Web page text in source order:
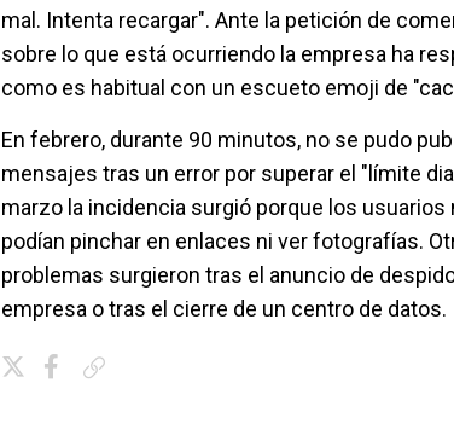
mal. Intenta recargar". Ante la petición de
sobre lo que está ocurriendo la empresa ha
como es habitual con un escueto emoji de
En febrero, durante 90 minutos, no se pudo
mensajes tras un error por superar el "límite
marzo la incidencia surgió porque los usuarios
podían pinchar en enlaces ni ver fotografías.
problemas surgieron tras el anuncio de
empresa o tras el cierre de un centro de datos.